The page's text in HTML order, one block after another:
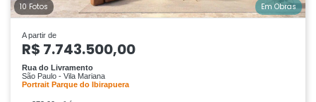
10 Fotos Em Obras
A partir de
R$ 7.743.500,00
Rua do Livramento
São Paulo - Vila Mariana
Portrait Parque do Ibirapuera